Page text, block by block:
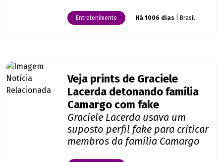
Entretenimento Há 1006 dias | Brasil
Veja prints de Graciele
Lacerda detonando família
Camargo com fake
Graciele Lacerda usava um
suposto perfil fake para criticar
membros da família Camargo